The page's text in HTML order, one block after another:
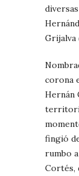
Grijalva
corona
Hernán
fingió
rumbo
Cortés,